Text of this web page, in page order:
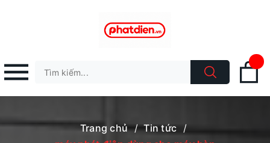
Trang chủ / Tin tức /